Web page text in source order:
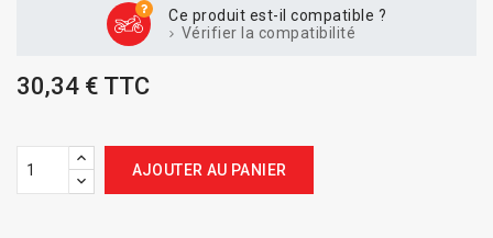
Ce produit est-il compatible ?
Vérifier la compatibilité
30,34 € TTC
AJOUTER AU PANIER